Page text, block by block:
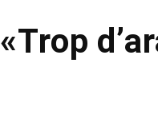
«Trop